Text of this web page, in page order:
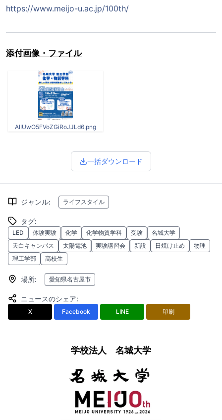
https://www.meijo-u.ac.jp/100th/
添付画像・ファイル
AIIUwO5FVoZGiRoJJLd6.png
一括ダウンロード
ジャンル: ライフスタイル
タグ:
LED 体験実験 化学 化学物質学科 受験
名城大学
天白キャンパス
太陽電池 実験講習会 新設 日焼け止め
物理
理工学部
高校生
場所: 愛知県名古屋市
ニュースのシェア:
X Facebook LINE 印刷
学校法人 名城大学